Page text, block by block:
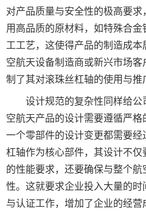
对产品质量与安全性的极高要
用高品质的原材料，如特殊合
工工艺，这使得产品的制造成
空航天设备制造商或新兴市场
制了其对滚珠丝杠轴的使用与推
设计规范的复杂性同样给公
空航天产品的设计需要遵循严
一个零部件的设计变更都需要
杠轴作为核心部件，其设计不
的性能要求，还要确保与整个
性。这就要求企业投入大量的
与认证工作，增加了企业的经营